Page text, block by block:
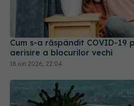
Cum s-a răspândit COVID-19
aerisire a blocurilor vechi
18 iun 2026, 22:04